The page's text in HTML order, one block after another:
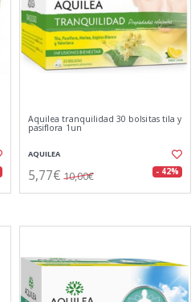
Aquilea tranquilidad 30 bolsitas tila y
pasiflora 1un
AQUILEA
5,77€ 10,00€ - 42%